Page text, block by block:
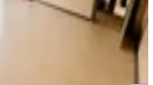
Evin Bizde Garanti